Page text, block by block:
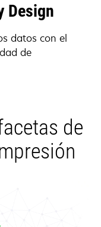
Design
datos con el
de
de